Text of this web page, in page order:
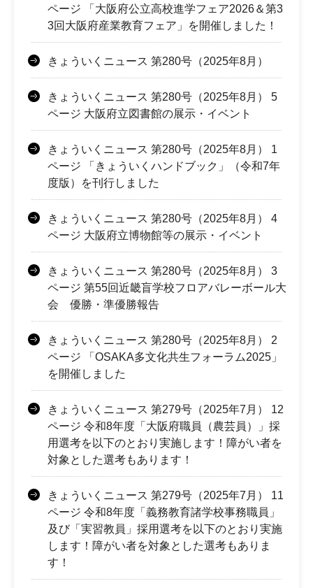
ページ 「大阪府公立高校進学フェア2026＆第3
3回大阪府産業教育フェア」を開催しました！
きょういくニュース 第280号（2025年8月）
きょういくニュース 第280号（2025年8月） 5
ページ 大阪府立図書館の展示・イベント
きょういくニュース 第280号（2025年8月） 1
ページ 「きょういくハンドブック」（令和7年
度版）を刊行しました
きょういくニュース 第280号（2025年8月） 4
ページ 大阪府立博物館等の展示・イベント
きょういくニュース 第280号（2025年8月） 3
ページ 第55回近畿盲学校フロアバレーボール大
会 優勝・準優勝報告
きょういくニュース 第280号（2025年8月） 2
ページ 「OSAKA多文化共生フォーラム2025」
を開催しました
きょういくニュース 第279号（2025年7月） 12
ページ 令和8年度「大阪府職員（農芸員）」採
用選考を以下のとおり実施します！障がい者を
対象とした選考もあります！
きょういくニュース 第279号（2025年7月） 11
ページ 令和8年度「義務教育諸学校事務職員」
及び「実習教員」採用選考を以下のとおり実施
します！障がい者を対象とした選考もありま
す！